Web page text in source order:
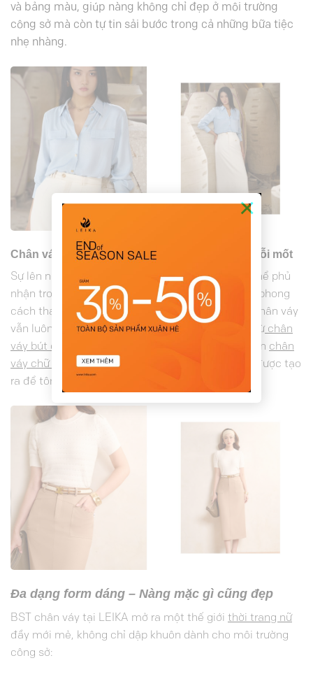
×
và bảng màu, giúp nàng không chỉ đẹp ở môi trường
công sở mà còn tự tin sải bước trong cả những bữa tiệc
nhẹ nhàng.
Chân váy – Item tưởng quen mà chưa bao giờ lỗi mốt
Sự lên ngôi của chân váy công sở là điều không thể phủ
nhận trong thế giới thời trang. Dù nàng theo đuổi phong
cách thanh lịch, nữ tính hay phá cách, cá tính – chân váy
vẫn luôn là lựa chọn hoàn hảo cho outfit đi làm. Từ chân
váy bút chì
bay bổng đến chân
váy chữ A
hack dáng, mỗi thiết kế tại LEIKA đều được tạo
ra để tôn vinh nét đẹp của phụ nữ hiện đại.
Đa dạng form dáng – Nàng mặc gì cũng đẹp
BST chân váy tại LEIKA mở ra một thế giới thời trang nữ
đầy mới mẻ, không chỉ dập khuôn dành cho môi trường
công sở: